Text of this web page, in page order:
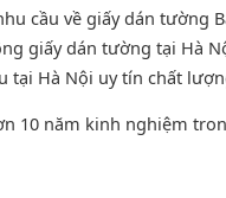
cầu về giấy dán tường
giấy dán tường tại Hà
tại Hà Nội uy tín chất
10 năm kinh nghiệm